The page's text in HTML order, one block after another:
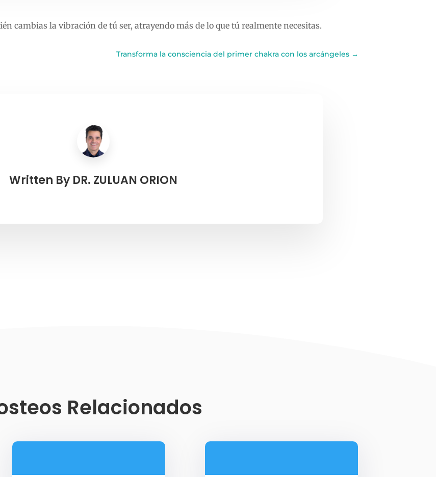
cambias la vibración de tú ser, atrayendo más de lo que tú realmente necesitas.
Transforma la consciencia del primer chakra con los arcángeles →
Written By DR. ZULUAN ORION
Relacionados